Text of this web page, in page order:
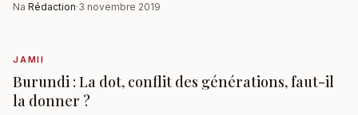
Na Rédaction·3 novembre 2019
JAMII
Burundi : La dot, conflit des générations, faut-il
la donner ?